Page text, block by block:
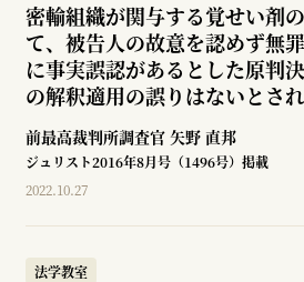
密輸組織が関与する覚せい剤
て、被告人の故意を認めず無
に事実誤認があるとした原判
の解釈適用の誤りはないとさ
前最高裁判所調査官 矢野 直邦
ジュリスト2016年8月号（1496号）掲載
2022.10.27
法学教室